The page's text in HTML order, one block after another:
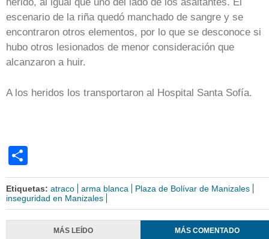
escenario de la riña quedó manchado de sangre y se
encontraron otros elementos, por lo que se desconoce si
hubo otros lesionados de menor consideración que
alcanzaron a huir.
A los heridos los transportaron al Hospital Santa Sofía.
Etiquetas: atraco arma blanca
Plaza de Bolívar de Manizales
inseguridad en Manizales
MÁS LEÍDO MÁS COMENTADO